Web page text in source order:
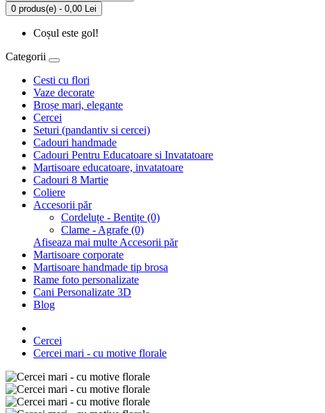
0 produs(e) - 0,00 Lei
Coșul este gol!
Categorii
Cesti cu flori
Vaze decorate
Broșe mari, elegante
Cercei
Seturi (pandantiv si cercei)
Cadouri handmade
Cadouri Pentru Educatoare si Invatatoare
Martisoare educatoare, invatatoare
Cadouri 8 Martie
Coliere
Accesorii păr
Cordeluțe - Bentițe (0)
Clame - Agrafe (0)
Afiseaza mai multe Accesorii păr
Martisoare corporate
Martisoare handmade tip brosa
Rame foto personalizate
Cani Personalizate 3D
Blog
Cercei
Cercei mari - cu motive florale